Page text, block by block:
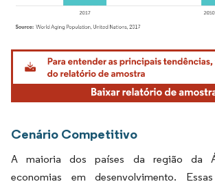
Imagem © Mordor Intelligence. O reuso requer
Cenário Competitivo
A maioria dos países da região da
economias em desenvolvimento.